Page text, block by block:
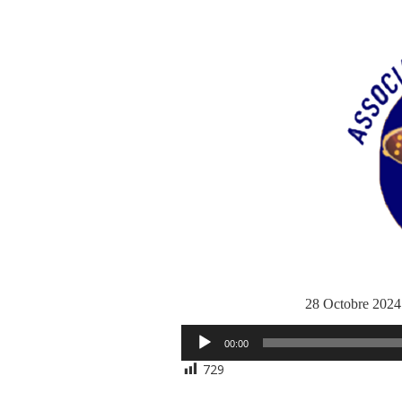
28 Octobre
Lecteur
audio
00:00
729